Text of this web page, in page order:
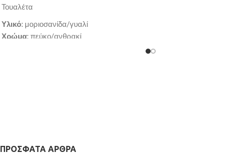
Τουαλέτα
Υλικό: μοριοσανίδα/γυαλί
Χρώμα: πεύκο/ανθρακί
που θα καλύψει όλες σας τις ανάγκες
ΠΡΌΣΦΑΤΑ ΆΡΘΡΑ